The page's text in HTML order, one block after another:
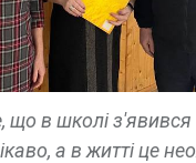
що в школі з'явився
а в житті це